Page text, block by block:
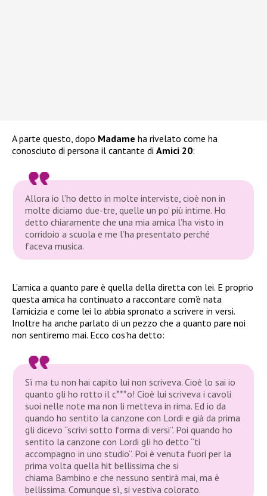
A parte questo, dopo Madame ha rivelato come ha
conosciuto di persona il cantante di Amici 20:
Allora io l’ho detto in molte interviste, cioè non in
molte diciamo due-tre, quelle un po’ più intime. Ho
detto chiaramente che una mia amica l’ha visto in
corridoio a scuola e me l’ha presentato perché
faceva musica.
L’amica a quanto pare è quella della diretta con lei. E proprio
questa amica ha continuato a raccontare com’è nata
l’amicizia e come lei lo abbia spronato a scrivere in versi.
Inoltre ha anche parlato di un pezzo che a quanto pare noi
non sentiremo mai. Ecco cos’ha detto:
Sì ma tu non hai capito lui non scriveva. Cioè lo sai io
quanto gli ho rotto il c***o! Cioè lui scriveva i cavoli
suoi nelle note ma non li metteva in rima. Ed io da
quando ho sentito la canzone con Lordi e già da prima
gli dicevo “scrivi sotto forma di versi”. Poi quando ho
sentito la canzone con Lordi gli ho detto “ti
accompagno in uno studio”. Poi è venuta fuori per la
prima volta quella hit bellissima che si
chiama Bambino e che nessuno sentirà mai, ma è
bellissima. Comunque sì, si vestiva colorato.